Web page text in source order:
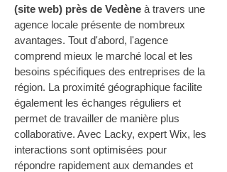
(site web) près de Vedène à travers une
agence locale présente de nombreux
avantages. Tout d'abord, l'agence
comprend mieux le marché local et les
besoins spécifiques des entreprises de la
région. La proximité géographique facilite
également les échanges réguliers et
permet de travailler de manière plus
collaborative. Avec Lacky, expert Wix, les
interactions sont optimisées pour
répondre rapidement aux demandes et